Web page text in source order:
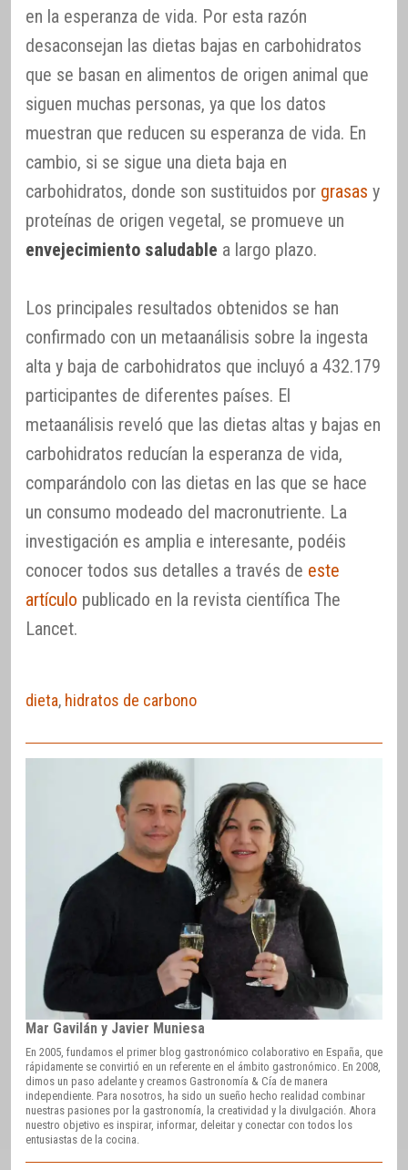
en la esperanza de vida. Por esta razón
desaconsejan las dietas bajas en carbohidratos
que se basan en alimentos de origen animal que
siguen muchas personas, ya que los datos
muestran que reducen su esperanza de vida. En
cambio, si se sigue una dieta baja en
carbohidratos, donde son sustituidos por grasas y
proteínas de origen vegetal, se promueve un
envejecimiento saludable a largo plazo.
Los principales resultados obtenidos se han
confirmado con un metaanálisis sobre la ingesta
alta y baja de carbohidratos que incluyó a 432.179
participantes de diferentes países. El
metaanálisis reveló que las dietas altas y bajas en
carbohidratos reducían la esperanza de vida,
comparándolo con las dietas en las que se hace
un consumo modeado del macronutriente. La
investigación es amplia e interesante, podéis
conocer todos sus detalles a través de este
artículo publicado en la revista científica The
Lancet.
dieta, hidratos de carbono
Mar Gavilán y Javier Muniesa
En 2005, fundamos el primer blog gastronómico colaborativo en España, que
rápidamente se convirtió en un referente en el ámbito gastronómico. En 2008,
dimos un paso adelante y creamos Gastronomía & Cía de manera
independiente. Para nosotros, ha sido un sueño hecho realidad combinar
nuestras pasiones por la gastronomía, la creatividad y la divulgación. Ahora
nuestro objetivo es inspirar, informar, deleitar y conectar con todos los
entusiastas de la cocina.